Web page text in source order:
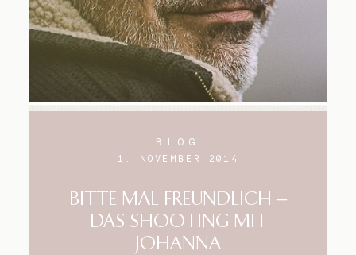
BLOG
1. NOVEMBER 2014
BITTE MAL FREUNDLICH –
DAS SHOOTING MIT
JOHANNA